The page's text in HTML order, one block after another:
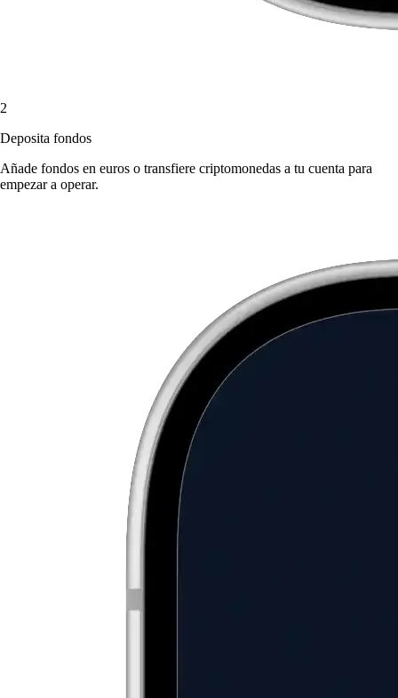
2
Deposita fondos
Añade fondos en euros o transfiere criptomonedas a tu cuenta para
empezar a operar.